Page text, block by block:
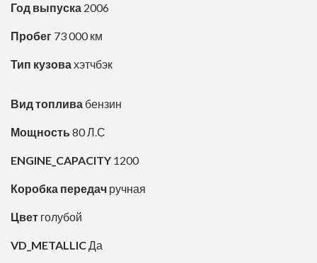
Год выпуска 2006
Пробег 73 000 км
Тип кузовахэтчбэк
Вид топлива бензин
Мощность 80 Л.С
ENGINE_CAPACITY 1200
Коробка передач ручная
Цвет голубой
VD_METALLICДа